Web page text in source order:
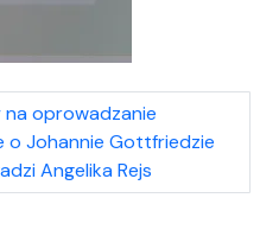
na oprowadzanie
Johannie Gottfriedzie
Angelika Rejs